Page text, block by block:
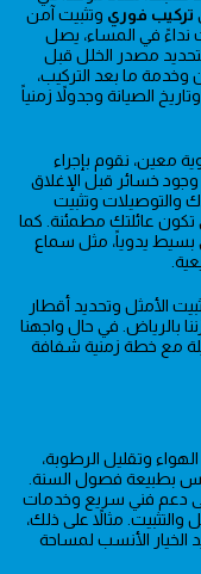
تركيب فوري وتثبيت آمن
نداءً في المساء، يصل
مصدر الخلل قبل
ما بعد التركيب،
الصيانة وجدولاً زمنياً
معين، نقوم بإجراء
خسائر قبل الإغلاق
والتوصيلات وتثبيت
تكون عائلتك مطمئنة. كما
يدوياً، مثل سماع
الأمثل وتحديد أقطار
بالرياض. في حال واجهنا
مع خطة زمنية شفافة
وتقليل الرطوبة،
بطبيعة فصول السنة.
ستحصل على دعم فني سريع وخدمات
مثالاً على ذلك،
الخيار الأنسب لمساحة